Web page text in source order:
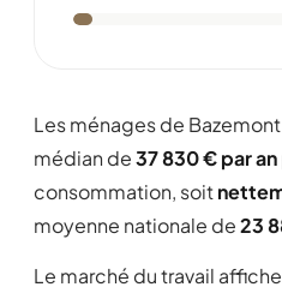
Les ménages de
médian de37 830 € par an
consommation, soit
moyenne nationale de23
Le marché du travail